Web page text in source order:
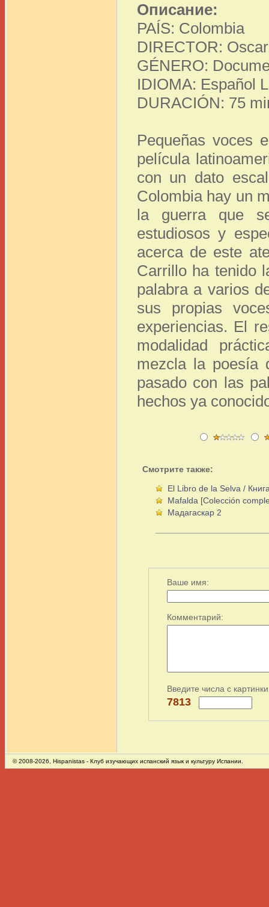
Описание:
PAÍS: Colombia
DIRECTOR:
GÉNERO:
IDIOMA: Español
DURACIÓN: 75
Pequeñas voces
película
con un dato
Colombia hay un
la guerra que
estudiosos y
acerca de este
Carrillo ha tenido
palabra a varios
sus propias
experiencias. El
modalidad
mezcla la poesía
pasado con las
hechos ya
Смотрите также:
El Libro de la Selva /
Mafalda [Colección
Мадагаскар 2
Ваше имя:
Комментарий:
Введите числа с
7813
© 2008-2026, Hispanistas - Клуб изучающих испанский язык и культуру Испании.